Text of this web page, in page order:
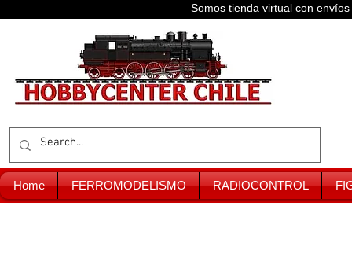
Somos tienda virtual con
Home FERROMODELISMO RADIOCONTROL